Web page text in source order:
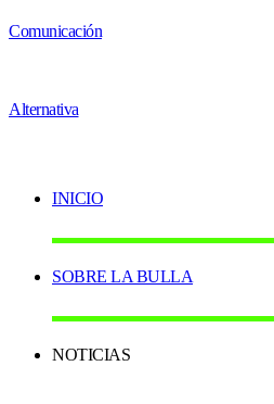
INICIO
SOBRE LA BULLA
NOTICIAS